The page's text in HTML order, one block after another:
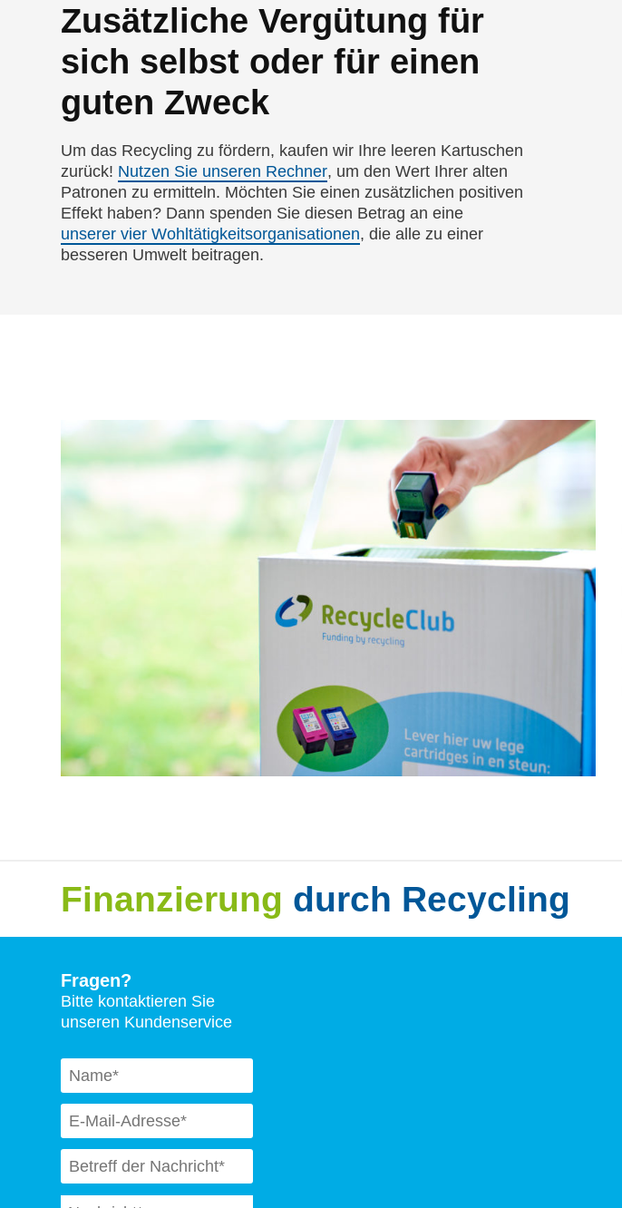
Zusätzliche Vergütung für
sich selbst oder für einen
guten Zweck
Um das Recycling zu fördern, kaufen wir Ihre leeren Kartuschen
zurück! Nutzen Sie unseren Rechner, um den Wert Ihrer alten
Patronen zu ermitteln. Möchten Sie einen zusätzlichen positiven
Effekt haben? Dann spenden Sie diesen Betrag an eine
unserer vier Wohltätigkeitsorganisationen, die alle zu einer
besseren Umwelt beitragen.
Finanzierung durch Recycling
Fragen?
Bitte kontaktieren Sie
unseren Kundenservice
Naam *
Email *
Subject *
Message *